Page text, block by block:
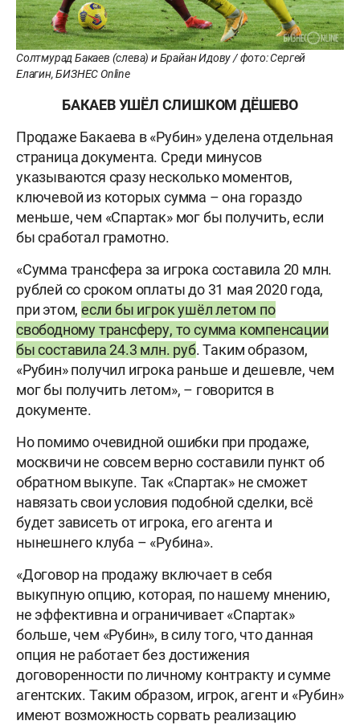
Солтмурад Бакаев (слева) и Брайан Идову / фото: Сергей
Елагин, БИЗНЕС Online
БАКАЕВ УШЁЛ СЛИШКОМ ДЁШЕВО
Продаже Бакаева в «Рубин» уделена отдельная
страница документа. Среди минусов
указываются сразу несколько моментов,
ключевой из которых сумма – она гораздо
меньше, чем «Спартак» мог бы получить, если
бы сработал грамотно.
«Сумма трансфера за игрока составила 20 млн.
рублей со сроком оплаты до 31 мая 2020 года,
при этом, если бы игрок ушёл летом по
свободному трансферу, то сумма компенсации
бы составила 24.3 млн. руб. Таким образом,
«Рубин» получил игрока раньше и дешевле, чем
мог бы получить летом», – говорится в
документе.
Но помимо очевидной ошибки при продаже,
москвичи не совсем верно составили пункт об
обратном выкупе. Так «Спартак» не сможет
навязать свои условия подобной сделки, всё
будет зависеть от игрока, его агента и
нынешнего клуба – «Рубина».
«Договор на продажу включает в себя
выкупную опцию, которая, по нашему мнению,
не эффективна и ограничивает «Спартак»
больше, чем «Рубин», в силу того, что данная
опция не работает без достижения
договоренности по личному контракту и сумме
агентских. Таким образом, игрок, агент и «Рубин»
имеют возможность сорвать реализацию